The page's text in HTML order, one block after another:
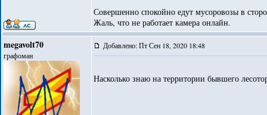
Совершенно спокойно едут мусоровозы в
Жаль, что не работает камера онлайн.
megavolt70
графоман
Добавлено: Пт Сен 18, 2020 18:48
Насколько знаю на территории бывшего